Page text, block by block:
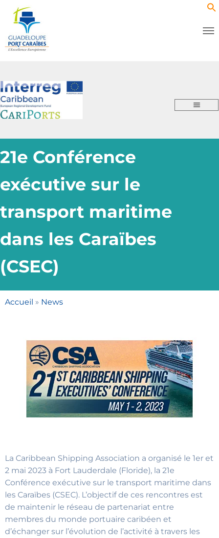
21e Conférence
exécutive sur le
transport maritime
dans les Caraïbes
(CSEC)
Accueil » News
La Caribbean Shipping Association a organisé le 1er et
2 mai 2023 à Fort Lauderdale (Floride), la 21e
Conférence exécutive sur le transport maritime dans
les Caraïbes (CSEC). L’objectif de ces rencontres est
de maintenir le réseau de partenariat entre
membres du monde portuaire caribéen et
d’échanger sur l’évolution de l’activité à travers les